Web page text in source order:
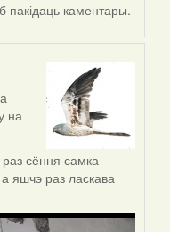
пакідаць каментары.
на
сёння самка
яшчэ раз ласкава